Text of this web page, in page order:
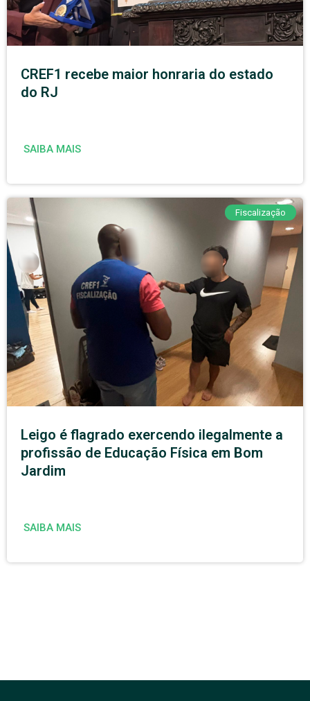
CREF1 recebe maior honraria do estado
do RJ
SAIBA MAIS
Fiscalização
Leigo é flagrado exercendo ilegalmente a
profissão de Educação Física em Bom
Jardim
SAIBA MAIS